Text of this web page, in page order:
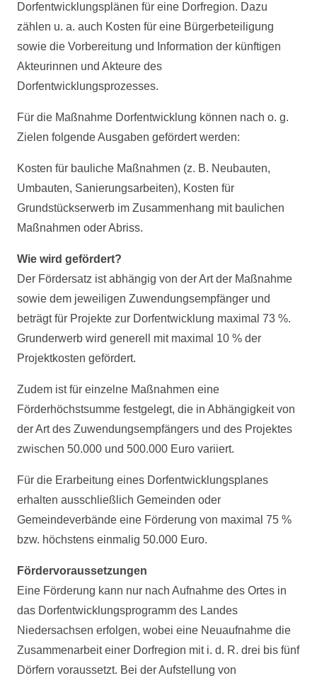
Dorfentwicklungsplänen für eine Dorfregion. Dazu
zählen u. a. auch Kosten für eine Bürgerbeteiligung
sowie die Vorbereitung und Information der künftigen
Akteurinnen und Akteure des
Dorfentwicklungsprozesses.
Für die Maßnahme Dorfentwicklung können nach o. g.
Zielen folgende Ausgaben gefördert werden:
Kosten für bauliche Maßnahmen (z. B. Neubauten,
Umbauten, Sanierungsarbeiten), Kosten für
Grundstückserwerb im Zusammenhang mit baulichen
Maßnahmen oder Abriss.
Wie wird gefördert?
Der Fördersatz ist abhängig von der Art der Maßnahme
sowie dem jeweiligen Zuwendungsempfänger und
beträgt für Projekte zur Dorfentwicklung maximal 73 %.
Grunderwerb wird generell mit maximal 10 % der
Projektkosten gefördert.
Zudem ist für einzelne Maßnahmen eine
Förderhöchstsumme festgelegt, die in Abhängigkeit von
der Art des Zuwendungsempfängers und des Projektes
zwischen 50.000 und 500.000 Euro variiert.
Für die Erarbeitung eines Dorfentwicklungsplanes
erhalten ausschließlich Gemeinden oder
Gemeindeverbände eine Förderung von maximal 75 %
bzw. höchstens einmalig 50.000 Euro.
Fördervoraussetzungen
Eine Förderung kann nur nach Aufnahme des Ortes in
das Dorfentwicklungsprogramm des Landes
Niedersachsen erfolgen, wobei eine Neuaufnahme die
Zusammenarbeit einer Dorfregion mit i. d. R. drei bis fünf
Dörfern voraussetzt. Bei der Aufstellung von